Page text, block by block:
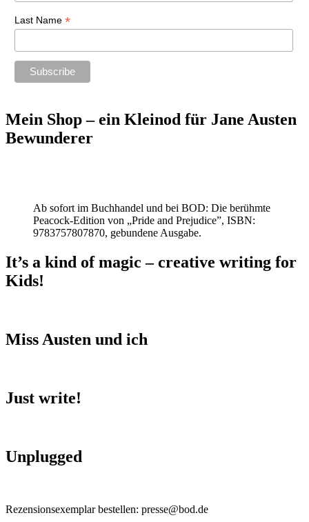
Last Name *
Mein Shop – ein Kleinod für Jane Austen
Bewunderer
Ab sofort im Buchhandel und bei BOD: Die berühmte
Peacock-Edition von „Pride and Prejudice”, ISBN:
9783757807870, gebundene Ausgabe.
It’s a kind of magic – creative writing for
Kids!
Miss Austen und ich
Just write!
Unplugged
Rezensionsexemplar bestellen: presse@bod.de